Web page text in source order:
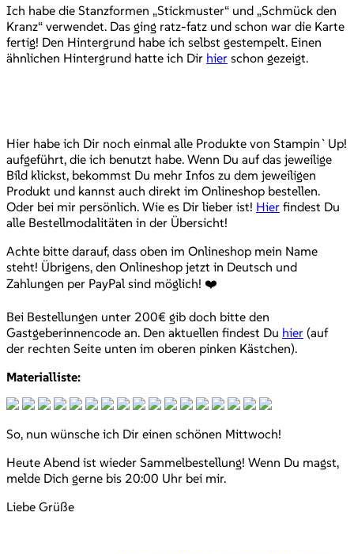
Ich habe die Stanzformen „Stickmuster“ und „Schmück den
Kranz“ verwendet. Das ging ratz-fatz und schon war die Karte
fertig! Den Hintergrund habe ich selbst gestempelt. Einen
ähnlichen Hintergrund hatte ich Dir hier schon gezeigt.
Hier habe ich Dir noch einmal alle Produkte von Stampin`Up!
aufgeführt, die ich benutzt habe. Wenn Du auf das jeweilige
Bild klickst, bekommst Du mehr Infos zu dem jeweiligen
Produkt und kannst auch direkt im Onlineshop bestellen.
Oder bei mir persönlich. Wie es Dir lieber ist! Hier findest Du
alle Bestellmodalitäten in der Übersicht!
Achte bitte darauf, dass oben im Onlineshop mein Name
steht! Übrigens, den Onlineshop jetzt in Deutsch und
Zahlungen per PayPal sind möglich! ❤️
Bei Bestellungen unter 200€ gib doch bitte den
Gastgeberinnencode an. Den aktuellen findest Du hier (auf
der rechten Seite unten im oberen pinken Kästchen).
Materialliste:
So, nun wünsche ich Dir einen schönen Mittwoch!
Heute Abend ist wieder Sammelbestellung! Wenn Du magst,
melde Dich gerne bis 20:00 Uhr bei mir.
Liebe Grüße